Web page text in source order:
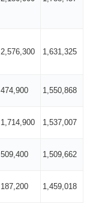
2,576,300 1,631,325
474,900 1,550,868
1,714,900 1,537,007
509,400 1,509,662
187,200 1,459,018